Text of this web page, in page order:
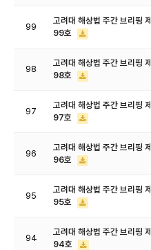
99
고려대 해상법 주간 브리핑 제
99호
98
고려대 해상법 주간 브리핑 제
98호
97
고려대 해상법 주간 브리핑 제
97호
96
고려대 해상법 주간 브리핑 제
96호
95
고려대 해상법 주간 브리핑 제
95호
94
고려대 해상법 주간 브리핑 제
94호